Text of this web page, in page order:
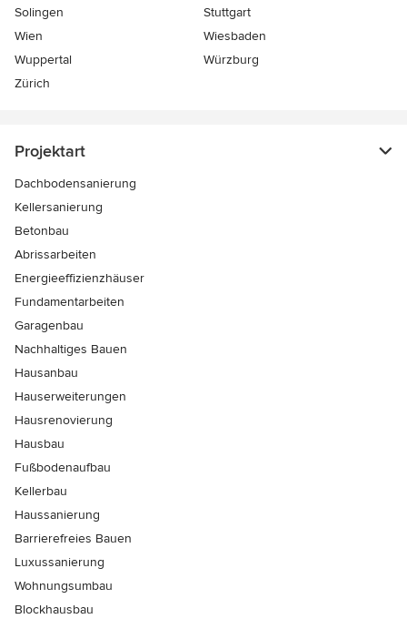
Solingen
Stuttgart
Wien
Wiesbaden
Wuppertal
Würzburg
Zürich
Projektart
Dachbodensanierung
Kellersanierung
Betonbau
Abrissarbeiten
Energieeffizienzhäuser
Fundamentarbeiten
Garagenbau
Nachhaltiges Bauen
Hausanbau
Hauserweiterungen
Hausrenovierung
Hausbau
Fußbodenaufbau
Kellerbau
Haussanierung
Barrierefreies Bauen
Luxussanierung
Wohnungsumbau
Blockhausbau